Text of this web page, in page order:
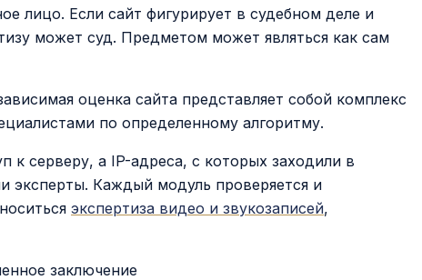
лицо. Если сайт фигурирует в судебном деле и
может суд. Предметом может являться как сам
оценка сайта представляет собой комплекс
по определенному алгоритму.
серверу, а IP-адреса, с которых заходили в
эксперты. Каждый модуль проверяется и
экспертиза видео и звукозаписей,
заключение